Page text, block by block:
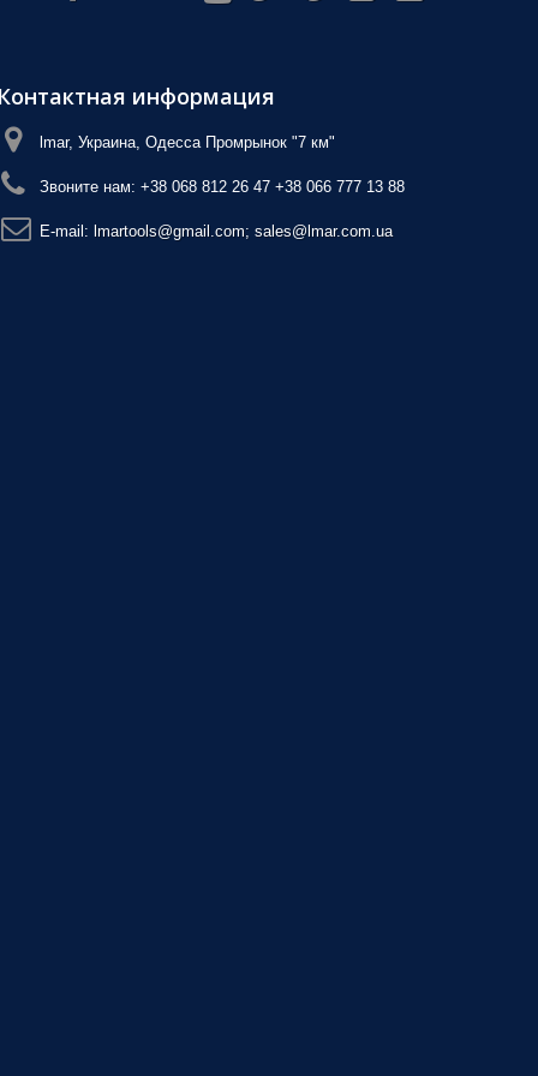
информация
lmar, Украина, Одесса Промрынок "7 км"
Звоните нам: +38 068 812 26 47 +38 066 777 13 88
E-mail: lmartools@gmail.com; sales@lmar.com.ua